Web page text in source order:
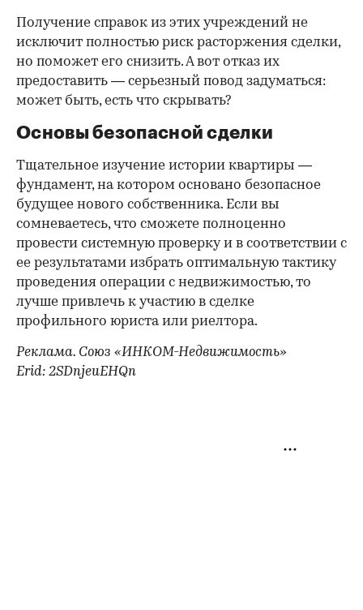
Получение справок из этих учреждений не
исключит полностью риск расторжения сделки,
но поможет его снизить. А вот отказ их
предоставить — серьезный повод задуматься:
может быть, есть что скрывать?
Основы безопасной сделки
Тщательное изучение истории квартиры —
фундамент, на котором основано безопасное
будущее нового собственника. Если вы
сомневаетесь, что сможете полноценно
провести системную проверку и в соответствии с
ее результатами избрать оптимальную тактику
проведения операции с недвижимостью, то
лучше привлечь к участию в сделке
профильного юриста или риелтора.
Реклама. Союз «ИНКОМ-Недвижимость»
Erid: 2SDnjeuEHQn